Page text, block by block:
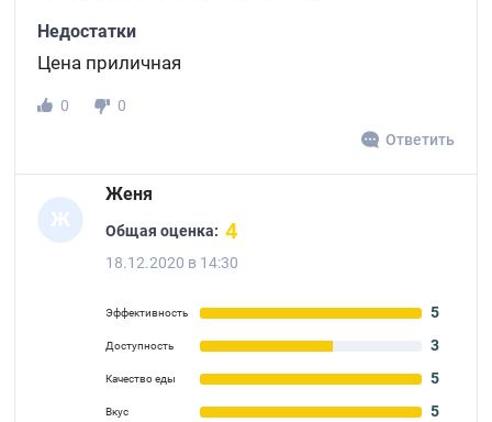
Недостатки
Цена приличная
0
0
Ответить
Ж
Женя
Общая оценка: 4
18.12.2020 в 14:30
Эффективность 5
Доступность 3
Качество еды 5
Вкус 5